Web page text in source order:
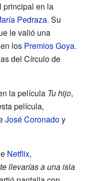
principal en la
Pedraza. Su
le valió una
los Premios Goya.
del Círculo de
la película Tu hijo,
película,
José Coronadoy
Netflix,
llevarías a una isla